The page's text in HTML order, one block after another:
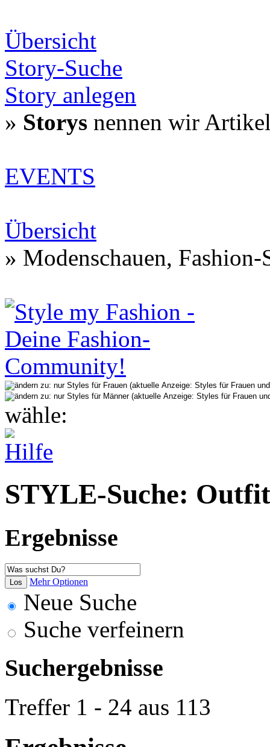
Übersicht
Story-Suche
Story anlegen
» Storys nennen wir
EVENTS
Übersicht
» Modenschauen,
wähle:
STYLE-Suche:
Ergebnisse
Mehr Optionen
Neue Suche
Suche verfeinern
Suchergebnisse
Treffer 1 - 24 aus 113